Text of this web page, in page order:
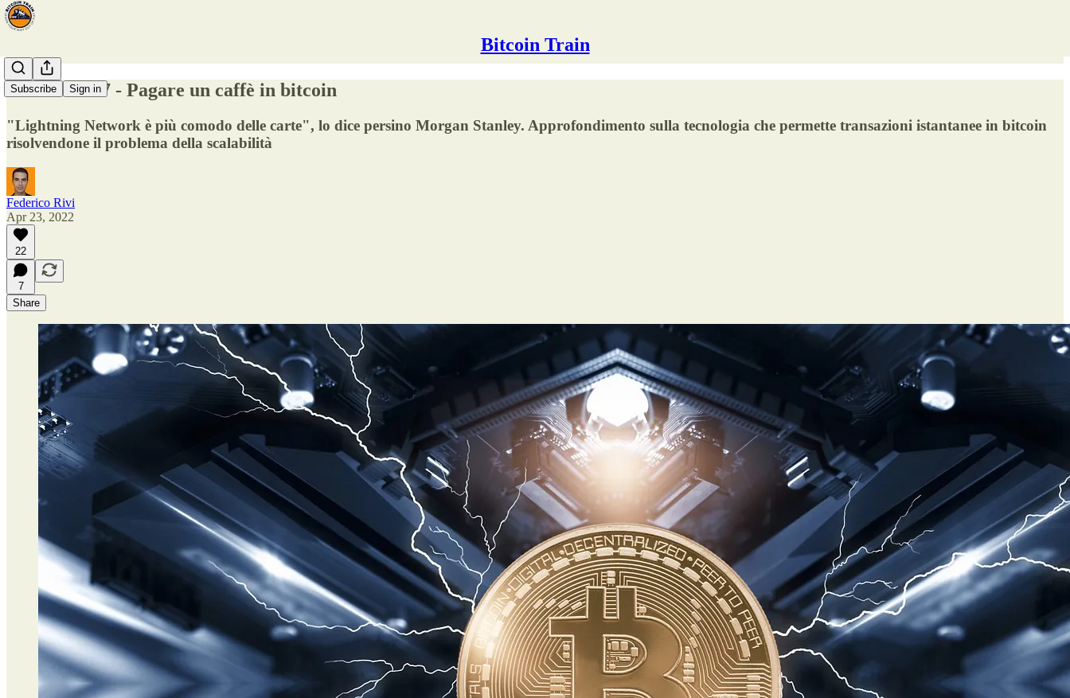
Bitcoin Train
Subscribe Sign in
Fermata #27 - Pagare un caffè in bitcoin
"Lightning Network è più comodo delle carte", lo dice persino Morgan Stanley. Approfondimento sulla tecnologia che permette transazioni istantanee in bitcoin
risolvendone il problema della scalabilità
Federico Rivi
Apr 23, 2022
22
7
Share